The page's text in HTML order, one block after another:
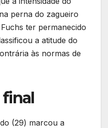
perna do zagueiro
ter permanecido
a atitude do
às normas de
final
(29) marcou a